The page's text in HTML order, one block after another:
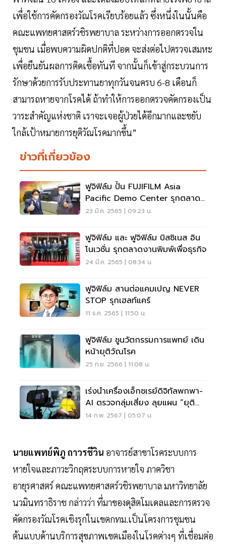
เพื่อใช้การคัดกรองวัณโรคเรียบร้อยแล้ว ซึ่งหนึ่งในนั้นคือ
คณะแพทยศาสตร์วชิรพยาบาล ระหว่างการออกตรวจใน
ชุมชน เมื่อพบความผิดปกติที่ปอด จะส่งต่อไปตรวจเสมหะ
เพื่อยืนยันผลการติดเชื้อทันที จากนั้นก็เข้าสู่กระบวนการ
รักษาด้วยการรับประทานยาทุกวันจนครบ 6-8 เดือนก็
สามารถหายจากโรคได้ ถ้าทำให้การออกตรวจคัดกรองเป็น
วาระสำคัญแห่งชาติ เราจะเจอผู้ป่วยได้อีกมากและขยับ
ใกล้เป้าหมายการยุติวัณโรคมากขึ้น”
ข่าวที่เกี่ยวข้อง
ฟูจิฟิล์ม ปั้น FUJIFILM Asia
Pacific Demo Center รุกตลาด
งานพิมพ์เพื่อธุรกิจ
23 มี.ค. 2565 | 09:23 น.
ฟูจิฟิล์ม และ ฟูจิฟิล์ม บิสซิเนส อิน
โนเวชั่น รุกตลาดงานพิมพ์เพื่อธุรกิจ
24 มี.ค. 2565 | 08:34 น.
ฟูจิฟิล์ม สานต่อแคมเปญ NEVER
STOP รุกเฮลท์แคร์
11 ธ.ค. 2565 | 11:50 น.
ฟูจิฟิล์ม ชูนวัตกรรมการแพทย์ เดิน
หน้ายุติวัณโรค
25 ก.ย. 2566 | 11:08 น.
เร่งนำเครื่องเอ็กซเรย์ดิจิทัลพกพา-
AI ตรวจกลุ่มเสี่ยง ลุยแผน “ยุติ
วัณโรค”
14 ก.พ. 2567 | 05:07 น.
นายแพทย์พิภู ถาวรชีวิน อาจารย์สาขาโรคระบบการ
หายใจและภาวะวิกฤตระบบการหายใจ ภาควิชา
อายุรศาสตร์ คณะแพทยศาสตร์วชิรพยาบาล มหาวิทยาลัย
นวมินทราธิราช กล่าวว่า ที่มาของดุสิตโมเดลและการตรวจ
คัดกรองวัณโรคเชิงรุกในเขตกทม.เป็นโครงการชุมชน
ต้นแบบด้านบริการสุขภาพเขตเมืองในโรคต่างๆ ที่เชื่อมต่อ